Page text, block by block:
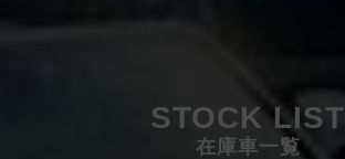
STOCK LIST
在庫車一覧